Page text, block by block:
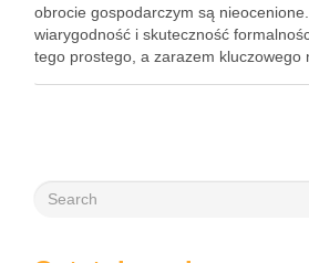
obrocie gospodarczym są
wiarygodność i skuteczność
tego prostego, a zarazem kluczowego